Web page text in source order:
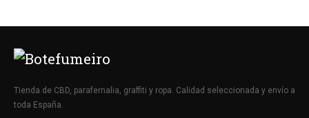
Tienda de CBD, parafernalia, graffiti y ropa. Calidad seleccionada y envío a
toda España.